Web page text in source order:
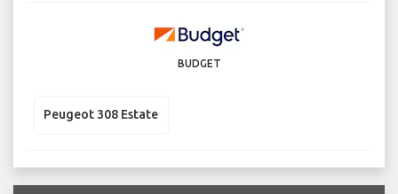
BUDGET
Peugeot 308 Estate